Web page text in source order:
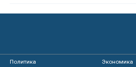
Политика
Экономика